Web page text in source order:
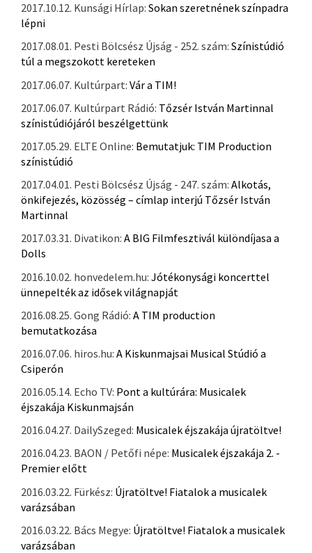
2017.10.12. Kunsági Hírlap: Sokan szeretnének színpadra
lépni
2017.08.01. Pesti Bölcsész Újság - 252. szám: Színistúdió
túl a megszokott kereteken
2017.06.07. Kultúrpart: Vár a TIM!
2017.06.07. Kultúrpart Rádió: Tőzsér István Martinnal
színistúdiójáról beszélgettünk
2017.05.29. ELTE Online: Bemutatjuk: TIM Production
színistúdió
2017.04.01. Pesti Bölcsész Újság - 247. szám: Alkotás,
önkifejezés, közösség – címlap interjú Tőzsér István
Martinnal
2017.03.31. Divatikon: A BIG Filmfesztivál különdíjasa a
Dolls
2016.10.02. honvedelem.hu: Jótékonysági koncerttel
ünnepelték az idősek világnapját
2016.08.25. Gong Rádió: A TIM production
bemutatkozása
2016.07.06. hiros.hu: A Kiskunmajsai Musical Stúdió a
Csiperón
2016.05.14. Echo TV: Pont a kultúrára: Musicalek
éjszakája Kiskunmajsán
2016.04.27. DailySzeged: Musicalek éjszakája újratöltve!
2016.04.23. BAON / Petőfi népe: Musicalek éjszakája 2. -
Premier előtt
2016.03.22. Fürkész: Újratöltve! Fiatalok a musicalek
varázsában
2016.03.22. Bács Megye: Újratöltve! Fiatalok a musicalek
varázsában